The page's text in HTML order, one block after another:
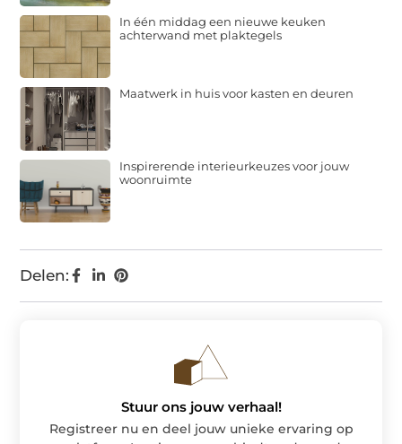
Delen:
In één middag een nieuwe keuken
achterwand met plaktegels
Maatwerk in huis voor kasten en deuren
Inspirerende interieurkeuzes voor jouw
woonruimte
Stuur ons jouw verhaal!
Registreer nu en deel jouw unieke ervaring op